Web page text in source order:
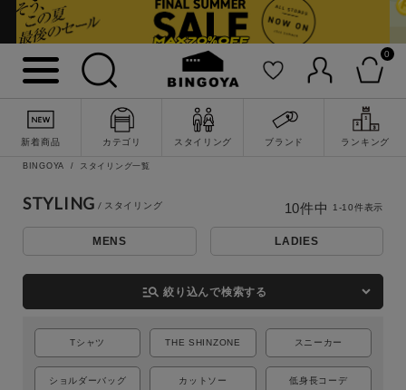
0
新着商品 カテゴリ スタイリング ブランド ランキング
BINGOYA スタイリング一覧
STYLING
MENS LADIES
manage_search 絞り込んで検索する
Tシャツ THE SHINZONE スニーカー
ショルダーバッグ カットソー 低身長コーデ
10件中 1-10件表示